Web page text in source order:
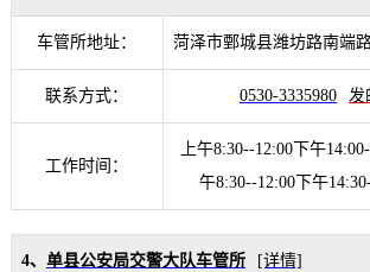
车管所地址： 菏泽市鄄城县潍坊路南端
联系方式： 0530-3335980 发
工作时间：
上午8:30--12:00下午
午8:30--12:00下午
4、 单县公安局交警大队车管所 [详情]